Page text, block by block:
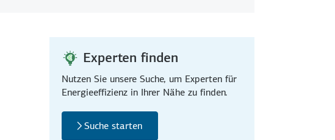
Experten finden
Nutzen Sie unsere Suche, um Experten für
Energieeffizienz in Ihrer Nähe zu finden.
Suche starten